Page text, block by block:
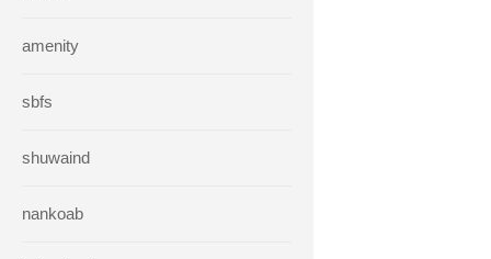
amenity
sbfs
shuwaind
nankoab